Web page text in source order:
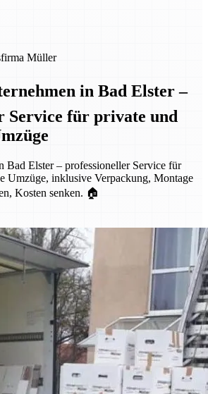
Müller
in Bad Elster –
Service für private und
Bad Elster – professioneller Service für
Umzüge, inklusive Verpackung, Montage
Kosten senken. 🏠